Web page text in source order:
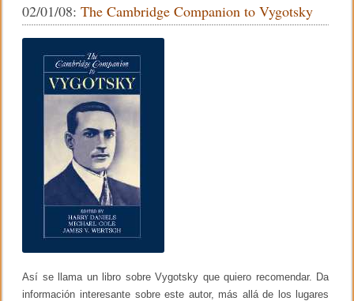
r
e
d
u
c
a
c
i
ó
n
l
o
s
b
o
o
k
ar
tir
02/01/08:The Cambridge Companion to Vygotsky
Así se llama un libro sobre Vygotsky que quiero recomendar. Da
información interesante sobre este autor, más allá de los lugares